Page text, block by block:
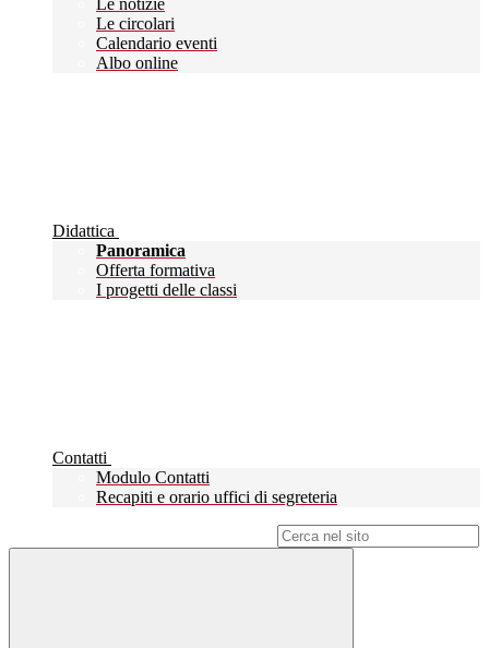
Le notizie
Le circolari
Calendario eventi
Albo online
Didattica
Panoramica
Offerta formativa
I progetti delle classi
Contatti
Modulo Contatti
Recapiti e orario uffici di segreteria